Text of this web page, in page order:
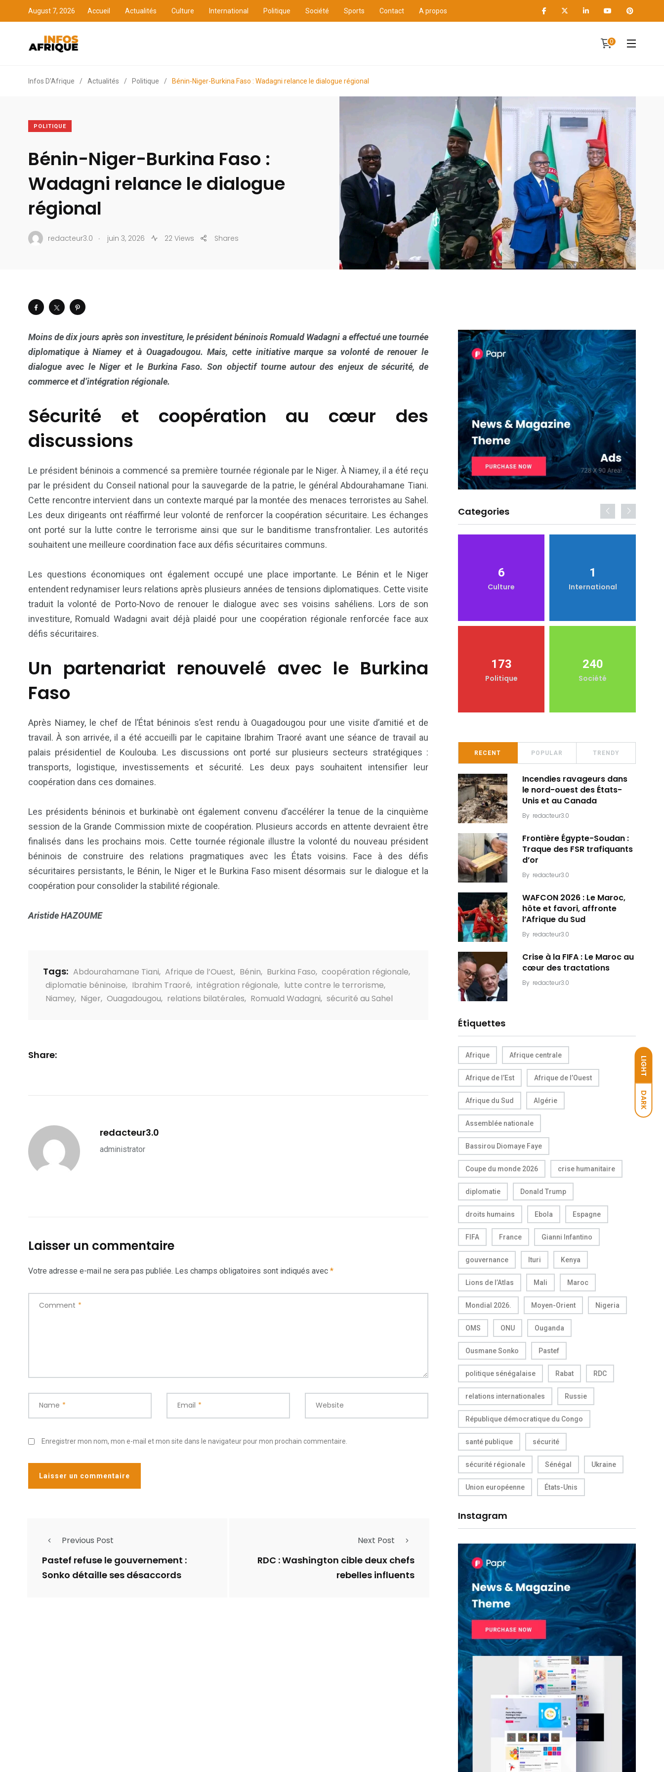
LIGHT
DARK
August 7, 2026 Accueil Actualités Culture International Politique Société Sports Contact A propos
0
Infos D'Afrique / Actualités / Politique / Bénin-Niger-Burkina Faso : Wadagni relance le dialogue régional
POLITIQUE
Bénin-Niger-Burkina Faso :
Wadagni relance le dialogue
régional
redacteur3.0 . juin 3, 2026 22 Views Shares
Moins de dix jours après son investiture, le président béninois Romuald Wadagni a effectué une tournée
diplomatique à Niamey et à Ouagadougou. Mais, cette initiative marque sa volonté de renouer le
dialogue avec le Niger et le Burkina Faso. Son objectif tourne autour des enjeux de sécurité, de
commerce et d’intégration régionale.
Sécurité et coopération au cœur des
discussions
Le président béninois a commencé sa première tournée régionale par le Niger. À Niamey, il a été reçu
par le président du Conseil national pour la sauvegarde de la patrie, le général Abdourahamane Tiani.
Cette rencontre intervient dans un contexte marqué par la montée des menaces terroristes au Sahel.
Les deux dirigeants ont réaffirmé leur volonté de renforcer la coopération sécuritaire. Les échanges
ont porté sur la lutte contre le terrorisme ainsi que sur le banditisme transfrontalier. Les autorités
souhaitent une meilleure coordination face aux défis sécuritaires communs.
Les questions économiques ont également occupé une place importante. Le Bénin et le Niger
entendent redynamiser leurs relations après plusieurs années de tensions diplomatiques. Cette visite
traduit la volonté de Porto-Novo de renouer le dialogue avec ses voisins sahéliens. Lors de son
investiture, Romuald Wadagni avait déjà plaidé pour une coopération régionale renforcée face aux
défis sécuritaires.
Un partenariat renouvelé avec le Burkina
Faso
Après Niamey, le chef de l’État béninois s’est rendu à Ouagadougou pour une visite d’amitié et de
travail. À son arrivée, il a été accueilli par le capitaine Ibrahim Traoré avant une séance de travail au
palais présidentiel de Koulouba. Les discussions ont porté sur plusieurs secteurs stratégiques :
transports, logistique, investissements et sécurité. Les deux pays souhaitent intensifier leur
coopération dans ces domaines.
Les présidents béninois et burkinabè ont également convenu d’accélérer la tenue de la cinquième
session de la Grande Commission mixte de coopération. Plusieurs accords en attente devraient être
finalisés dans les prochains mois. Cette tournée régionale illustre la volonté du nouveau président
béninois de construire des relations pragmatiques avec les États voisins. Face à des défis
sécuritaires persistants, le Bénin, le Niger et le Burkina Faso misent désormais sur le dialogue et la
coopération pour consolider la stabilité régionale.
Aristide HAZOUME
Tags: Abdourahamane Tiani, Afrique de l’Ouest, Bénin, Burkina Faso, coopération régionale,
diplomatie béninoise, Ibrahim Traoré, intégration régionale, lutte contre le terrorisme,
Niamey, Niger, Ouagadougou, relations bilatérales, Romuald Wadagni, sécurité au Sahel
Share:
redacteur3.0
administrator
Laisser un commentaire
Votre adresse e-mail ne sera pas publiée. Les champs obligatoires sont indiqués avec *
Comment *
Name * Email * Website
Enregistrer mon nom, mon e-mail et mon site dans le navigateur pour mon prochain commentaire.
Previous Post
Pastef refuse le gouvernement :
Sonko détaille ses désaccords
Next Post
RDC : Washington cible deux chefs
rebelles influents
Categories
6
Culture
1
International
173 240
81
Sports
42
Uncategorized
6
Culture
1
International
173
Politique
240
Société
RECENT POPULAR TRENDY
Incendies ravageurs dans
le nord-ouest des États-
Unis et au Canada
By redacteur3.0
Frontière Égypte-Soudan :
Traque des FSR trafiquants
d’or
By redacteur3.0
WAFCON 2026 : Le Maroc,
hôte et favori, affronte
l’Afrique du Sud
By redacteur3.0
Crise à la FIFA : Le Maroc au
cœur des tractations
By redacteur3.0
Étiquettes
Afrique Afrique centrale
Afrique de l’Est Afrique de l’Ouest
Afrique du Sud Algérie
Assemblée nationale
Bassirou Diomaye Faye
Coupe du monde 2026 crise humanitaire
diplomatie Donald Trump
droits humains Ebola Espagne
FIFA France Gianni Infantino
gouvernance Ituri Kenya
Lions de l’Atlas Mali Maroc
Mondial 2026. Moyen-Orient Nigeria
OMS ONU Ouganda
Ousmane Sonko Pastef
politique sénégalaise Rabat RDC
relations internationales Russie
République démocratique du Congo
santé publique sécurité
sécurité régionale Sénégal Ukraine
Union européenne États-Unis
Instagram